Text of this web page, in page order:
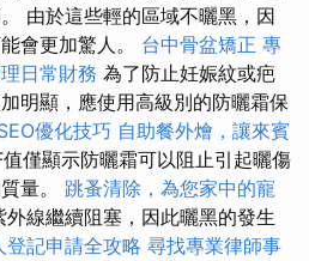
由於這些輕的區域不曬黑，因
會更加驚人。 台中骨盆矯正 專
日常財務 為了防止妊娠紋或疤
明顯，應使用高級別的防曬霜保
優化技巧 自助餐外燴，讓來賓
僅顯示防曬霜可以阻止引起曬傷
量。 跳蚤清除，為您家中的寵
外線繼續阻塞，因此曬黑的發生
登記申請全攻略 尋找專業律師事